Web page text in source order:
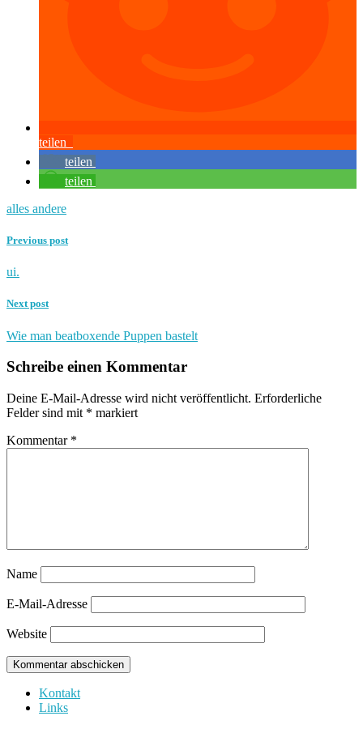
teilen
teilen
teilen
alles andere
Previous post
ui.
Next post
Wie man beatboxende Puppen bastelt
Schreibe einen Kommentar
Deine E-Mail-Adresse wird nicht veröffentlicht. Erforderliche
Felder sind mit * markiert
Kommentar *
Name
E-Mail-Adresse
Website
Kontakt
Links